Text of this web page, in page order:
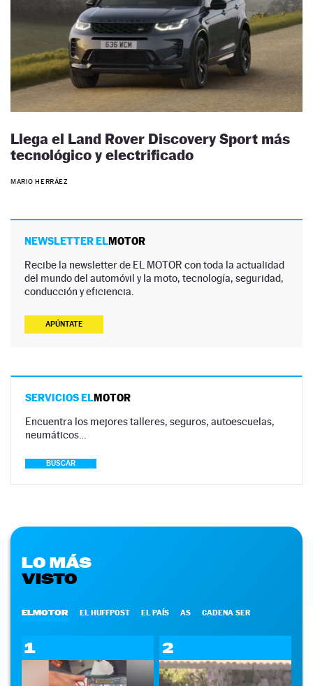
Llega el Land Rover Discovery Sport más
tecnológico y electrificado
MARIO HERRÁEZ
NEWSLETTER ELMOTOR
Recibe la newsletter de EL MOTOR con toda la actualidad
del mundo del automóvil y la moto, tecnología, seguridad,
conducción y eficiencia.
APÚNTATE
SERVICIOS ELMOTOR
Encuentra los mejores talleres, seguros, autoescuelas,
neumáticos…
BUSCAR
LO MÁS
VISTO
ELMOTOR EL HUFFPOST EL PAÍS AS CADENA SER
1 2